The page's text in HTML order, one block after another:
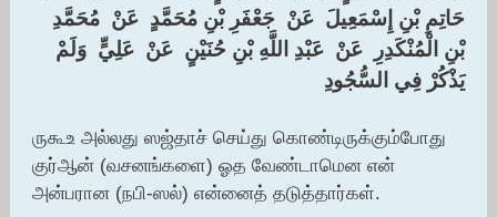
‏حَاتِمِ بْنِ إِسْمَعِيلَ ‏ ‏عَنْ ‏ ‏جَعْفَرِ بْنِ مُحَمَّدٍ ‏ ‏عَنْ ‏ ‏مُحَمَّدِ
بْنِ الْمُنْكَدِرِ ‏ ‏عَنْ ‏ ‏عَبْدِ اللَّهِ بْنِ حُنَيْنٍ ‏ ‏عَنْ ‏ ‏عَلِيٍّ ‏ ‏وَلَمْ
يَذْكُرْ فِي السُّجُودِ ‏
ருகூஉ அல்லது ஸஜ்தாச் செய்து கொண்டிருக்கும்போது
குர்ஆன் (வசனங்களை) ஓத வேண்டாமென என்
அன்பரான (நபி-ஸல்) என்னைத் தடுத்தார்கள்.